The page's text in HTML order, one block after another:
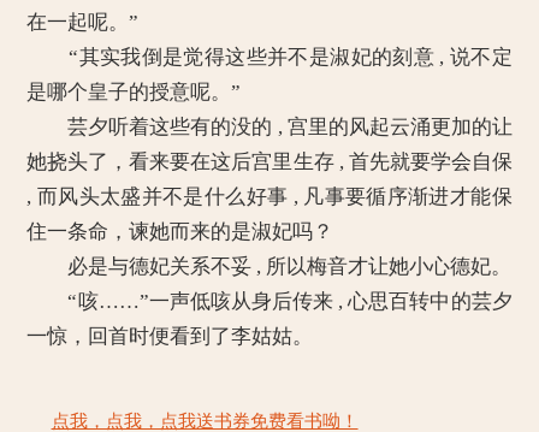
在一起呢。”
“其实我倒是觉得这些并不是淑妃的刻意 , 说不定
是哪个皇子的授意呢。”
芸夕听着这些有的没的 , 宫里的风起云涌更加的让
她挠头了，看来要在这后宫里生存 , 首先就要学会自保
, 而风头太盛并不是什么好事 , 凡事要循序渐进才能保
住一条命，谏她而来的是淑妃吗？
必是与德妃关系不妥 , 所以梅音才让她小心德妃。
“咳……”一声低咳从身后传来 , 心思百转中的芸夕
一惊，回首时便看到了李姑姑。
点我，点我，点我送书券免费看书呦！